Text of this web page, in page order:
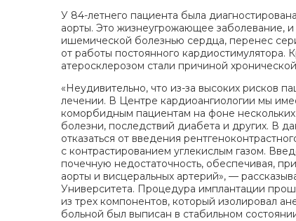
У 84-летнего пациента была
аорты. Это жизнеугрожающее заболевание,
ишемической болезнью сердца, перенес
от работы постоянного кардиостимулятора.
атеросклерозом стали причиной
«Неудивительно, что из-за высоких рисков
лечении. В Центре кардиоангиологии мы
коморбидным пациентам на фоне
болезни, последствий диабета и других. В
отказаться от введения
с контрастированием углекислым газом.
почечную недостаточность, обеспечивая,
аорты и висцеральных артерий», —
Университета. Процедура имплантации
из трех компонентов, который изолировал
больной был выписан в стабильном